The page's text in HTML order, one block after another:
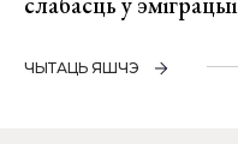
ЧЫТАЦЬ ЯШЧЭ